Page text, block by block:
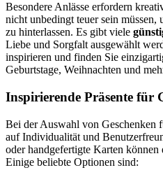
Besondere Anlässe erfordern
nicht unbedingt teuer sein
zu hinterlassen. Es gibt viele
Liebe und Sorgfalt ausgewählt
inspirieren und finden Sie
Geburtstage, Weihnachten und
Inspirierende Präsente für
Bei der Auswahl von Geschenken
auf Individualität und
oder handgefertigte Karten können
Einige beliebte Optionen sind: